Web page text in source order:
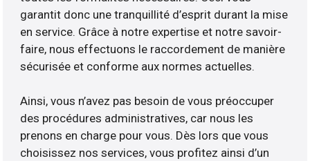
garantit donc une tranquillité d’esprit durant la mise
en service. Grâce à notre expertise et notre savoir-
faire, nous effectuons le raccordement de manière
sécurisée et conforme aux normes actuelles.
Ainsi, vous n’avez pas besoin de vous préoccuper
des procédures administratives, car nous les
prenons en charge pour vous. Dès lors que vous
choisissez nos services, vous profitez ainsi d’un